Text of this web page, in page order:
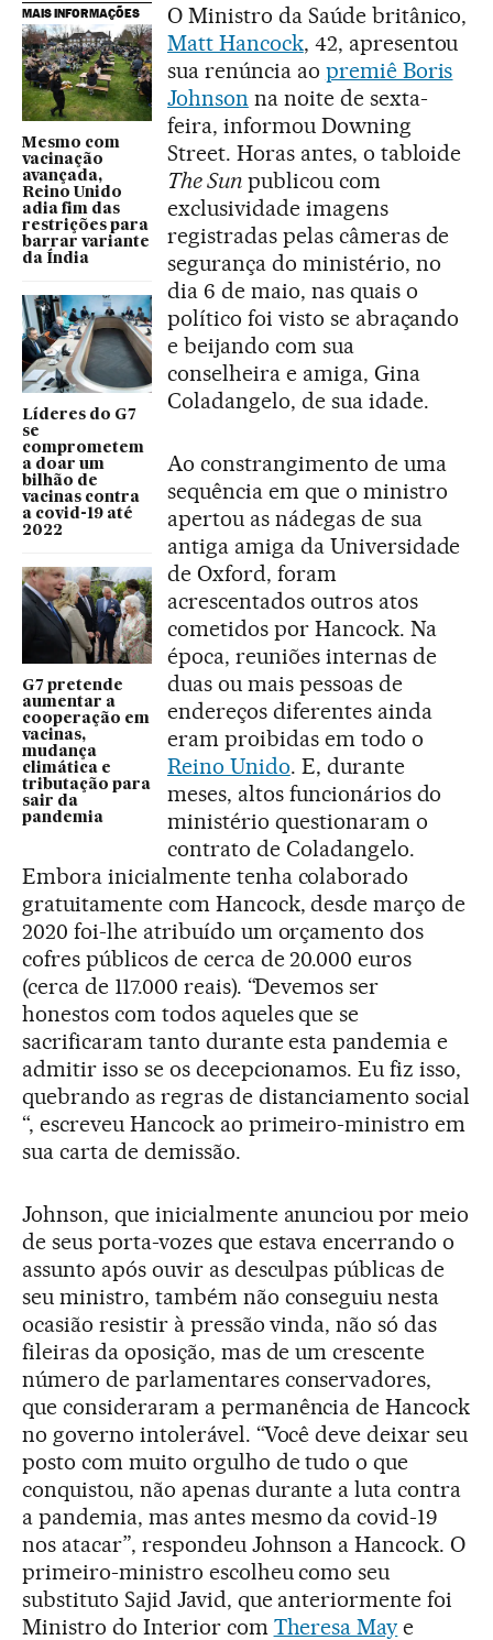
MAIS INFORMAÇÕES
Mesmo com
vacinação
avançada,
Reino Unido
adia fim das
restrições para
barrar variante
da Índia
Líderes do G7
se
comprometem
a doar um
bilhão de
vacinas contra
a covid-19 até
2022
G7 pretende
aumentar a
cooperação em
vacinas,
mudança
climática e
tributação para
sair da
pandemia
O Ministro da Saúde britânico,
Matt Hancock, 42, apresentou
sua renúncia ao premiê Boris
Johnson na noite de sexta-
feira, informou Downing
Street. Horas antes, o tabloide
The Sunpublicou com
exclusividade imagens
registradas pelas câmeras de
segurança do ministério, no
dia 6 de maio, nas quais o
político foi visto se abraçando
e beijando com sua
conselheira e amiga, Gina
Coladangelo, de sua idade.
Ao constrangimento de uma
sequência em que o ministro
apertou as nádegas de sua
antiga amiga da Universidade
de Oxford, foram
acrescentados outros atos
cometidos por Hancock. Na
época, reuniões internas de
duas ou mais pessoas de
endereços diferentes ainda
eram proibidas em todo o
Reino Unido. E, durante
meses, altos funcionários do
ministério questionaram o
contrato de Coladangelo.
Embora inicialmente tenha colaborado
gratuitamente com Hancock, desde março de
2020 foi-lhe atribuído um orçamento dos
cofres públicos de cerca de 20.000 euros
(cerca de 117.000 reais). “Devemos ser
honestos com todos aqueles que se
sacrificaram tanto durante esta pandemia e
admitir isso se os decepcionamos. Eu fiz isso,
quebrando as regras de distanciamento social
“, escreveu Hancock ao primeiro-ministro em
sua carta de demissão.
Johnson, que inicialmente anunciou por meio
de seus porta-vozes que estava encerrando o
assunto após ouvir as desculpas públicas de
seu ministro, também não conseguiu nesta
ocasião resistir à pressão vinda, não só das
fileiras da oposição, mas de um crescente
número de parlamentares conservadores,
que consideraram a permanência de Hancock
no governo intolerável. “Você deve deixar seu
posto com muito orgulho de tudo o que
conquistou, não apenas durante a luta contra
a pandemia, mas antes mesmo da covid-19
nos atacar”, respondeu Johnson a Hancock. O
primeiro-ministro escolheu como seu
substituto Sajid Javid, que anteriormente foi
Ministro do Interior com Theresa May e